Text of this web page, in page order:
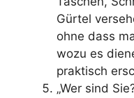
Gürtel
ohne dass
wozu es
praktisch
„Wer sind